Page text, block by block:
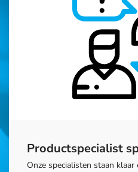
Productspecialist
Onze specialisten staan